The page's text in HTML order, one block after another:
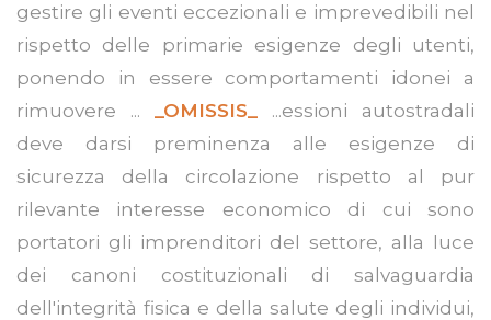
gestire gli eventi eccezionali e imprevedibili nel
rispetto delle primarie esigenze degli utenti,
ponendo in essere comportamenti idonei a
rimuovere ...
_OMISSIS_
...essioni autostradali
deve darsi preminenza alle esigenze di
sicurezza della circolazione rispetto al pur
rilevante interesse economico di cui sono
portatori gli imprenditori del settore, alla luce
dei canoni costituzionali di salvaguardia
dell'integrità fisica e della salute degli individui,